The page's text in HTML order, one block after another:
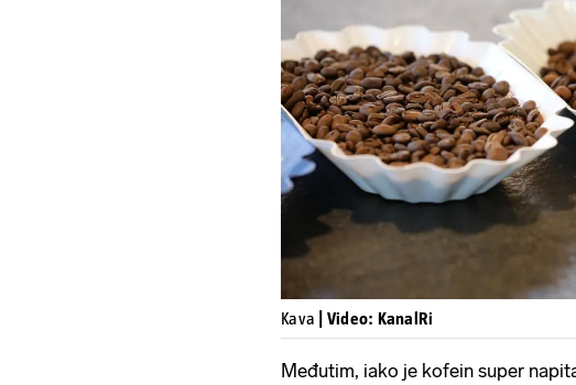
Pokretanje
Kava | Video: KanalRi
Međutim, iako je kofein super